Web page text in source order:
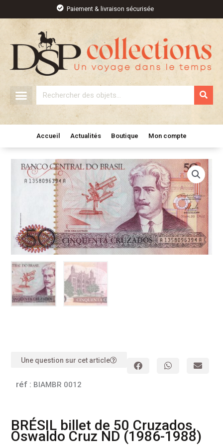
contenu
Paiement & livraison sécurisée
Rechercher
Accueil Actualités Boutique Mon compte
Une question sur cet article
réf : BIAMBR 0012
BRÉSIL billet de 50 Cruzados,
Oswaldo Cruz ND (1986-1988)